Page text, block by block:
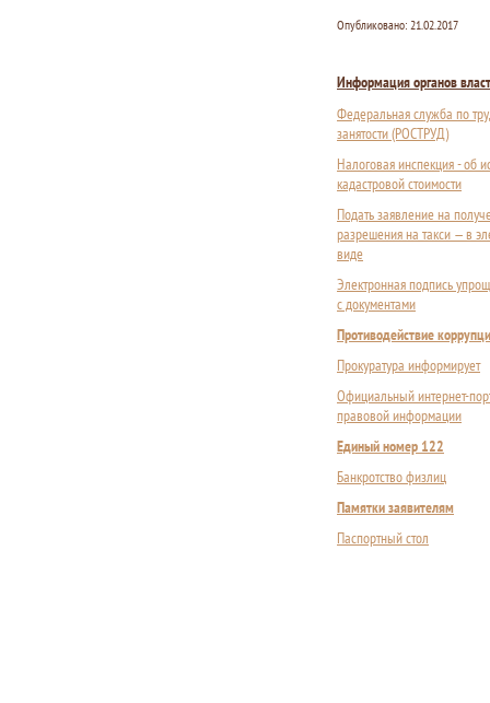
Опубликовано: 21.02.2017
Информация органов
Федеральная служба по
занятости (РОСТРУД)
Налоговая инспекция - об
кадастровой стоимости
Подать заявление на
разрешения на такси — в
виде
Электронная подпись
с документами
Противодействие
Прокуратура информирует
Официальный интернет-
правовой информации
Единый номер 122
Банкротство физлиц
Памятки заявителям
Паспортный стол